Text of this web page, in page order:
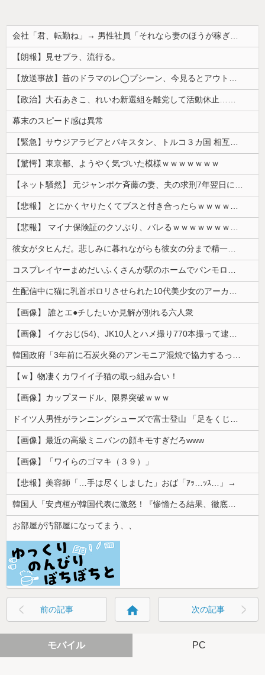
会社「君、転勤ね」→ 男性社員「それなら妻のほうが稼ぎいいんで辞めます」⇒ 結果・・・
【朗報】見せブラ、流行る。
【放送事故】昔のドラマのレ◯プシーン、今見るとアウトすぎる・・・
【政治】大石あきこ、れいわ新選組を離党して活動休止…「スジは通します」とは何だったのか
幕末のスピード感は異常
【緊急】サウジアラビアとパキスタン、トルコ３カ国 相互防衛協定締結
【驚愕】東京都、ようやく気づいた模様ｗｗｗｗｗｗｗ
【ネット騒然】 元ジャンポケ斉藤の妻、夫の求刑7年翌日にインスタ更新！その内容がガチでヤバすぎる…
【悲報】 とにかくヤりたくてブスと付き合ったらｗｗｗｗｗｗｗｗｗｗｗｗｗｗｗ
【悲報】 マイナ保険証のクソぶり、バレるｗｗｗｗｗｗｗｗｗ
彼女がタヒんだ。悲しみに暮れながらも彼女の分まで精一杯生きようと誓った。だが実は生きていた！突撃するとふっくらした顔で大きなお腹を抱えて...
コスプレイヤーまめだいふくさんが駅のホームでパンモロ事故
生配信中に猫に乳首ポロリさせられた10代美少女のアーカイブ、500万再生越えｗｗｗ
【画像】 誰とエ●チしたいか見解が別れる六人衆
【画像】 イケおじ(54)、JK10人とハメ撮り770本撮って逮捕ｗｗｗｗｗｗｗ
韓国政府「3年前に石炭火発のアンモニア混焼で協力するっていったけどあれ取りやめな。政権変わったし」……韓国とまともな協力ができない理由、これなんですよね
【ｗ】物凄くカワイイ子猫の取っ組み合い！
【画像】カップヌードル、限界突破ｗｗｗ
ドイツ人男性がランニングシューズで富士登山 「足をくじいて動けない」
【画像】最近の高級ミニバンの顔キモすぎだろwww
【画像】「ワイらのゴマキ（３９）」
【悲報】美容師「…手は尽くしました」おば「ｱｯ…ｯｽ…」→
韓国人「安貞桓が韓国代表に激怒！『惨憺たる結果、徹底的な刷新が必要だ』と監督や協会を痛烈批判」
お部屋が汚部屋になってまう、、
前の記事 home 次の記事
モバイル PC